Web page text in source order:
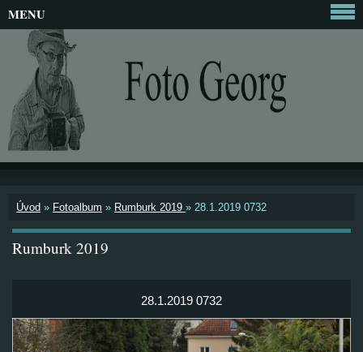
Úvod » Fotoalbum » Rumburk 2019 » 28.1.2019 0732
Rumburk 2019
28.1.2019 0732
MENU